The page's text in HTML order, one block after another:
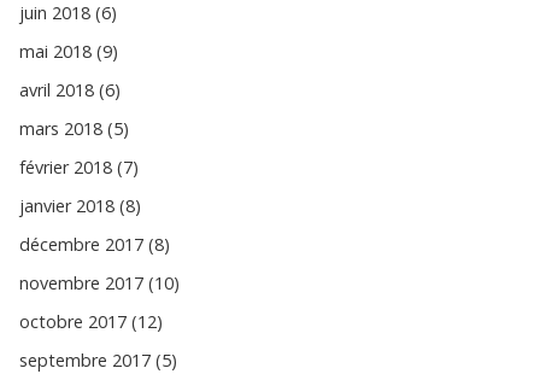
juin 2018 (6)
mai 2018 (9)
avril 2018 (6)
mars 2018 (5)
février 2018 (7)
janvier 2018 (8)
décembre 2017 (8)
novembre 2017 (10)
octobre 2017 (12)
septembre 2017 (5)